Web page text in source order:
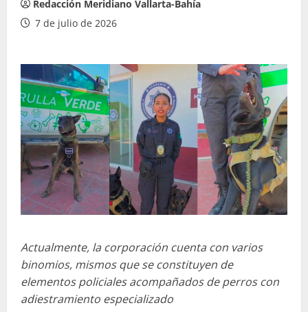
Redacción Meridiano Vallarta-Bahía
7 de julio de 2026
Actualmente, la corporación cuenta con varios
binomios, mismos que se constituyen de
elementos policiales acompañados de perros con
adiestramiento especializado